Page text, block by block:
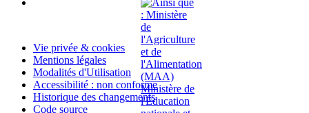
Vie privée & cookies
Mentions légales
Modalités d'Utilisation
Accessibilité : non conforme
Historique des changements
Code source